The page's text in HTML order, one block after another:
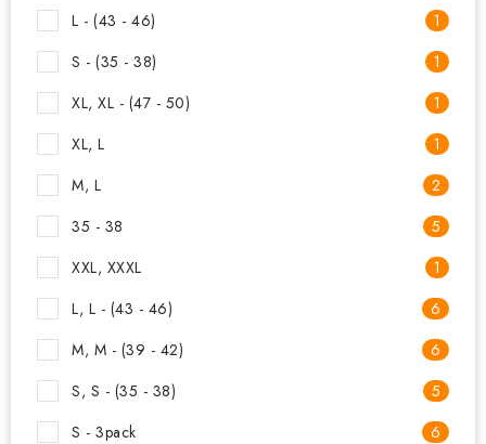
L - (43 - 46)
1
S - (35 - 38)
1
XL, XL - (47 - 50)
1
XL, L
1
M, L
2
35 - 38
5
XXL, XXXL
1
L, L - (43 - 46)
6
M, M - (39 - 42)
6
S, S - (35 - 38)
5
S - 3pack
6